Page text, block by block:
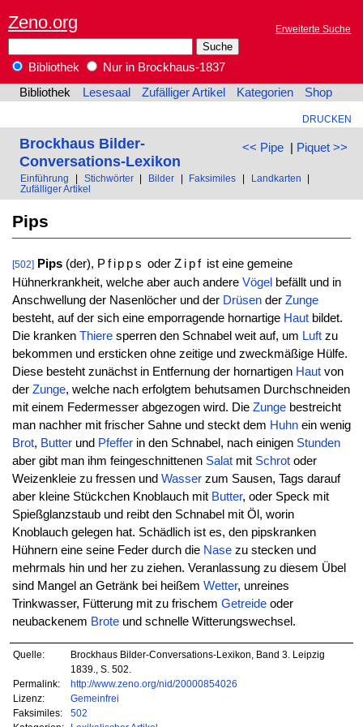
Zeno.org Erweiterte Suche
Bibliothek
Nur in Brockhaus-1837
Bibliothek
Lesesaal Zufälliger Artikel Kategorien Shop
DRUCKEN
<< Pipe| Piquet >>
Brockhaus Bilder-
Conversations-Lexikon
Einführung Stichwörter Bilder Faksimiles Landkarten
Zufälliger Artikel
Pips
[502] Pips(der), Pfipps oderZipf ist eine gemeine
Hühnerkrankheit, welche aber auch andere Vögel befällt und in
Anschwellung der Nasenlöcher und der Drüsender Zunge
besteht, auf der sich eine emporragende hornartige Hautbildet.
Die kranken Thieresperren den Schnabel weit auf, um Luftzu
bekommen und ersticken ohne zeitige und zweckmäßige Hülfe.
Diese besteht zunächst in Entfernung der hornartigen Hautvon
der Zunge, welche nach erfolgtem behutsamen Durchschneiden
mit einem Federmesser abgezogen wird. Die Zungebestreicht
man nachher mit frischer Sahne und steckt dem Huhnein wenig
Brot, Butterund Pfefferin den Schnabel, nach einigen Stunden
aber gibt man ihm feingeschnittenen Salatmit Schrotoder
Weizenkleie zu fressen und Wasserzum Sausen, Tags darauf
aber kleine Stückchen Knoblauch mit Butter, oder Speck mit
Spießglanzstaub und reibt den Schnabel mit Öl, worin
Knoblauch gelegen hat. Schädlich ist es, den pipskranken
Hühnern eine seine Feder durch die Nasezu stecken und
mehrmals hin und her zu ziehen. Veranlassung zu diesem Übel
sind Mangel an Getränk bei heißem Wetter, unreines
Trinkwasser, Fütterung mit zu frischem Getreideoder
neubackenem Broteund schnelle Witterungswechsel.
Quelle:
Brockhaus Bilder-Conversations-Lexikon, Band 3. Leipzig
1839., S. 502.
Permalink:
http://www.zeno.org/nid/20000854026
Lizenz:
Gemeinfrei
Faksimiles:
502